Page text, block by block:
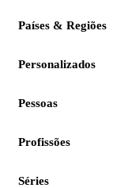
Países & Regiões
Personalizados
Pessoas
Profissões
Séries